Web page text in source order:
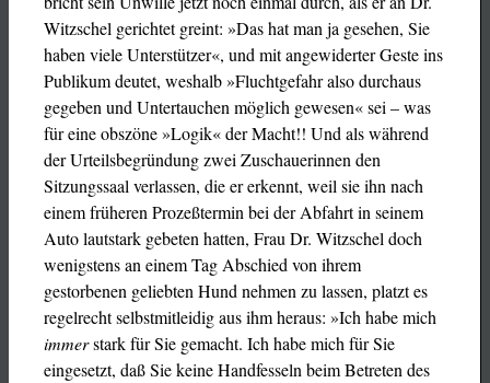
Witzschel gerichtet greint: »Das hat man ja gesehen, Sie
haben viele Unterstützer«, und mit angewiderter Geste ins
Publikum deutet, weshalb »Fluchtgefahr also durchaus
gegeben und Untertauchen möglich gewesen« sei – was
für eine obszöne »Logik« der Macht!! Und als während
der Urteilsbegründung zwei Zuschauerinnen den
Sitzungssaal verlassen, die er erkennt, weil sie ihn nach
einem früheren Prozeßtermin bei der Abfahrt in seinem
Auto lautstark gebeten hatten, Frau Dr. Witzschel doch
wenigstens an einem Tag Abschied von ihrem
gestorbenen geliebten Hund nehmen zu lassen, platzt es
regelrecht selbstmitleidig aus ihm heraus: »Ich habe mich
immerstark für Sie gemacht. Ich habe mich für Sie
eingesetzt, daß Sie keine Handfesseln beim Betreten des